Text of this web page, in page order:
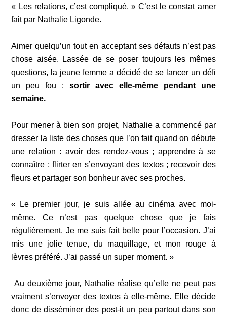
« Les relations, c’est compliqué. » C’est le constat amer
fait par Nathalie Ligonde.
Aimer quelqu’un tout en acceptant ses défauts n’est pas
chose aisée. Lassée de se poser toujours les mêmes
questions, la jeune femme a décidé de se lancer un défi
un peu fou : sortir avec elle-même pendant une
semaine.
Pour mener à bien son projet, Nathalie a commencé par
dresser la liste des choses que l’on fait quand on débute
une relation : avoir des rendez-vous ; apprendre à se
connaître ; flirter en s’envoyant des textos ; recevoir des
fleurs et partager son bonheur avec ses proches.
« Le premier jour, je suis allée au cinéma avec moi-
même. Ce n’est pas quelque chose que je fais
régulièrement. Je me suis fait belle pour l’occasion. J’ai
mis une jolie tenue, du maquillage, et mon rouge à
lèvres préféré. J’ai passé un super moment. »
Au deuxième jour, Nathalie réalise qu’elle ne peut pas
vraiment s’envoyer des textos à elle-même. Elle décide
donc de disséminer des post-it un peu partout dans son